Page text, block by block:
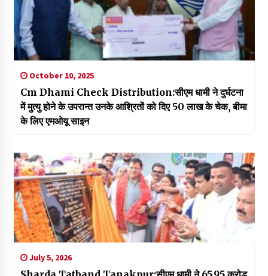
October 10, 2025
Cm Dhami Check Distribution:सीएम धामी ने दुर्घटना
में मुत्यु होने के उपरान्त उनके आश्रितों को दिए 50 लाख के चेक, बीमा
के लिए एमओयू साइन
July 5, 2026